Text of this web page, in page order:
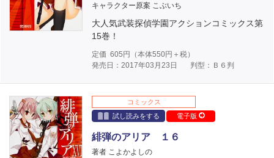
キャラクター原案 こぶいち
大人気武装探偵学園アクションコミックス第
15巻！
定価 605 円（本体550円＋税）
発売日：2017年03月23日
判型：Ｂ６判
コミックス
試し読みをする
電子版
緋弾のアリア １６
著者 こよかよしの